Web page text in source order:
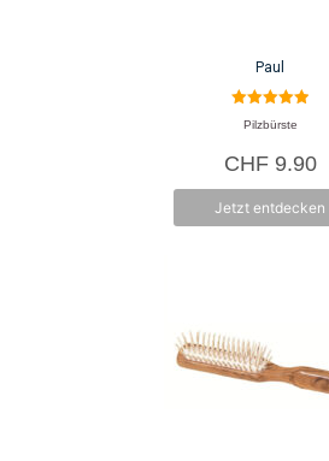
Paul
5.00
von 5
Pilzbürste
CHF9.90
Jetzt entdecken